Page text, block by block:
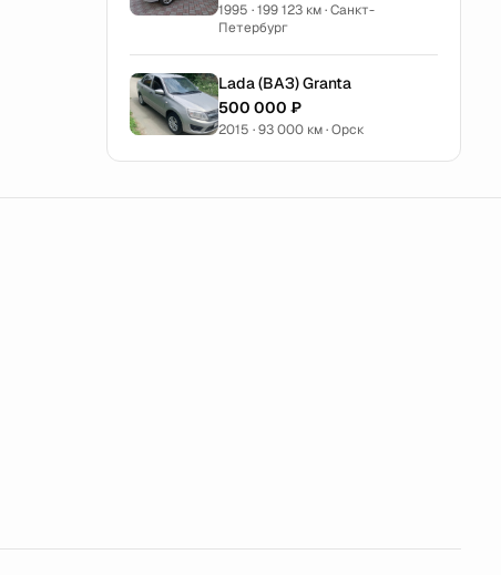
1995 · 199 123 км · Санкт-
Петербург
Lada (ВАЗ) Granta
500 000 ₽
2015 · 93 000 км · Орск